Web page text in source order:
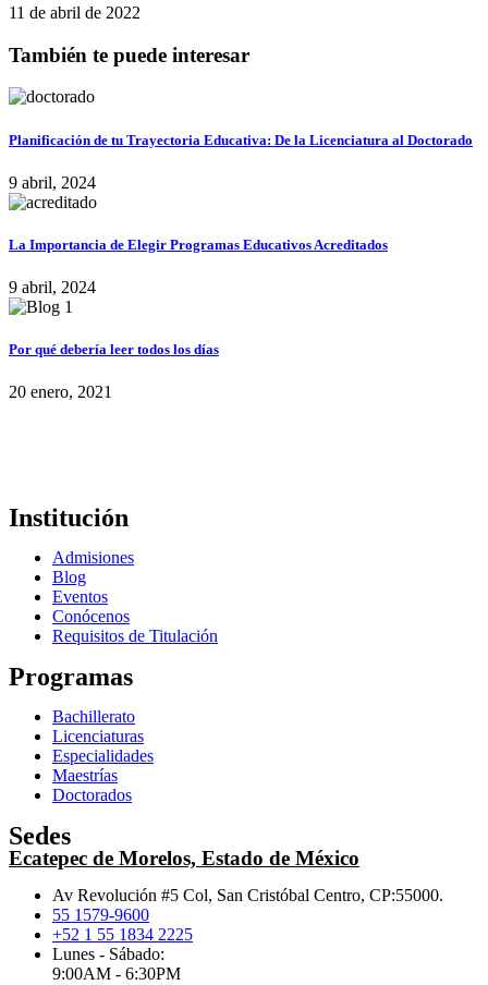
11 de abril de 2022
También te puede interesar
Planificación de tu Trayectoria Educativa: De la Licenciatura al Doctorado
9 abril, 2024
La Importancia de Elegir Programas Educativos Acreditados
9 abril, 2024
Por qué debería leer todos los días
20 enero, 2021
Institución
Admisiones
Blog
Eventos
Conócenos
Requisitos de Titulación
Programas
Bachillerato
Licenciaturas
Especialidades
Maestrías
Doctorados
Sedes
Ecatepec de Morelos, Estado de México
Av Revolución #5 Col, San Cristóbal Centro, CP:55000.
55 1579-9600
+52 1 55 1834 2225
Lunes - Sábado:
9:00AM - 6:30PM